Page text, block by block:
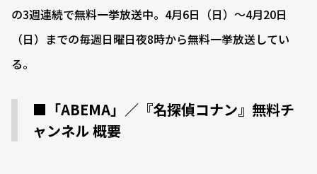
の3週連続で無料一挙放送中。4月6日（日）～4月20日
（日）までの毎週日曜日夜8時から無料一挙放送してい
る。
■「ABEMA」／『名探偵コナン』無料チ
ャンネル 概要